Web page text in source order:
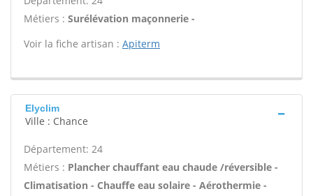
Métiers : Surélévation maçonnerie -
Voir la fiche artisan : Apiterm
Elyclim
Ville : Chance
Département: 24
Métiers : Plancher chauffant eau chaude /réversible -
Climatisation - Chauffe eau solaire - Aérothermie -